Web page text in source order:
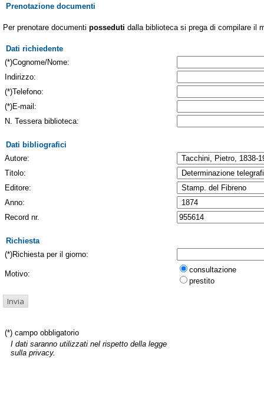
Prenotazione documenti
Per prenotare documenti posseduti dalla biblioteca si prega di compilare il
Dati richiedente
(*)Cognome/Nome:
Indirizzo:
(*)Telefono:
(*)E-mail:
N. Tessera biblioteca:
Dati bibliografici
Autore:
Titolo:
Editore:
Anno:
Record nr.
Richiesta
(*)Richiesta per il giorno:
Motivo:
consultazione
prestito
(*) campo obbligatorio
I dati saranno utilizzati nel rispetto della legge
sulla privacy.